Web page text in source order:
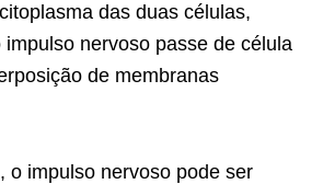
das duas células,
impulso nervoso passe de célula
de membranas
o impulso nervoso pode ser